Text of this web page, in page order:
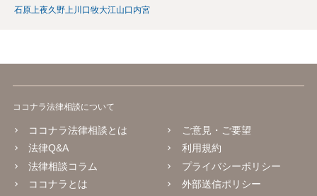
石原上夜久野上川口牧大江山口内宮
ココナラ法律相談について
ココナラ法律相談とは
法律Q&A
法律相談コラム
ココナラとは
ご意見・ご要望
利用規約
プライバシーポリシー
外部送信ポリシー